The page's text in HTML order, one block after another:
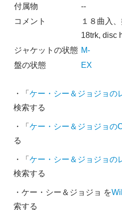
付属物
--
コメント
１８曲入
18trk, disc
ジャケットの状態 M-
盤の状態
EX
・「 ケー・シー＆ジョジョの
検索する
・「 ケー・シー＆ジョジョの
る
・「 ケー・シー＆ジョジョの
検索する
・ケー・シー＆ジョジョ を
索する